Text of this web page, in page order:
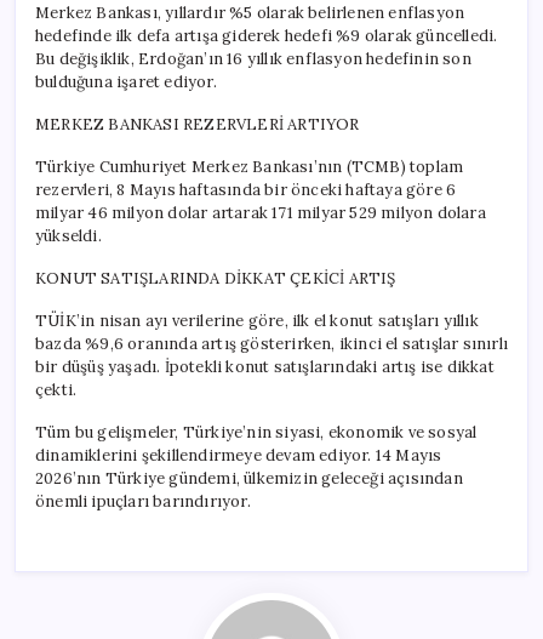
Merkez Bankası, yıllardır %5 olarak belirlenen enflasyon
hedefinde ilk defa artışa giderek hedefi %9 olarak güncelledi.
Bu değişiklik, Erdoğan’ın 16 yıllık enflasyon hedefinin son
bulduğuna işaret ediyor.
MERKEZ BANKASI REZERVLERİ ARTIYOR
Türkiye Cumhuriyet Merkez Bankası’nın (TCMB) toplam
rezervleri, 8 Mayıs haftasında bir önceki haftaya göre 6
milyar 46 milyon dolar artarak 171 milyar 529 milyon dolara
yükseldi.
KONUT SATIŞLARINDA DİKKAT ÇEKİCİ ARTIŞ
TÜİK’in nisan ayı verilerine göre, ilk el konut satışları yıllık
bazda %9,6 oranında artış gösterirken, ikinci el satışlar sınırlı
bir düşüş yaşadı. İpotekli konut satışlarındaki artış ise dikkat
çekti.
Tüm bu gelişmeler, Türkiye’nin siyasi, ekonomik ve sosyal
dinamiklerini şekillendirmeye devam ediyor. 14 Mayıs
2026’nın Türkiye gündemi, ülkemizin geleceği açısından
önemli ipuçları barındırıyor.